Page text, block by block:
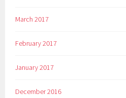
March 2017
February 2017
January 2017
December 2016